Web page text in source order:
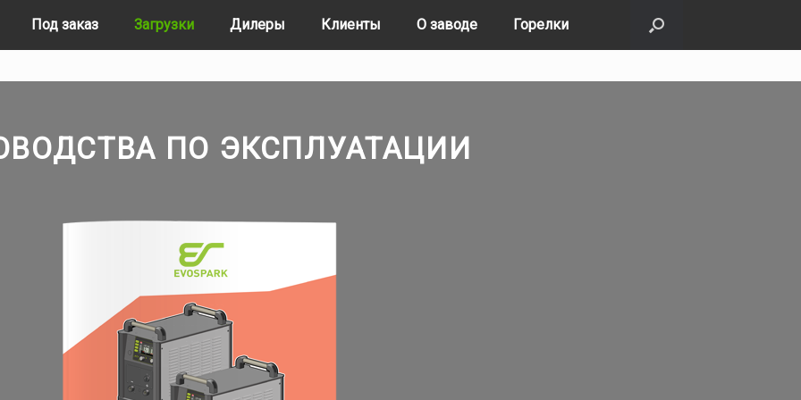
Под заказ Загрузки Дилеры Клиенты О заводе Горелки
ПО ЭКСПЛУАТАЦИИ